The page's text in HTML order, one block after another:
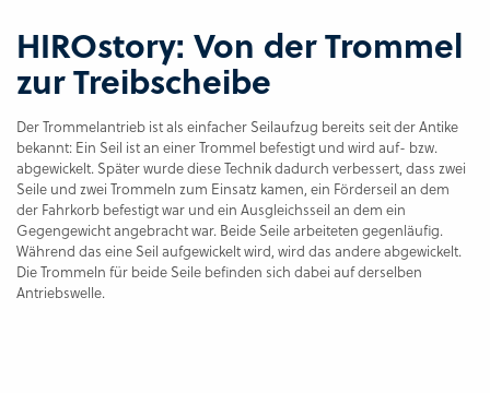
HIROstory: Von der Trommel
zur Treibscheibe
Der Trommelantrieb ist als einfacher Seilaufzug bereits seit der Antike
bekannt: Ein Seil ist an einer Trommel befestigt und wird auf- bzw.
abgewickelt. Später wurde diese Technik dadurch verbessert, dass zwei
Seile und zwei Trommeln zum Einsatz kamen, ein Förderseil an dem
der Fahrkorb befestigt war und ein Ausgleichsseil an dem ein
Gegengewicht angebracht war. Beide Seile arbeiteten gegenläufig.
Während das eine Seil aufgewickelt wird, wird das andere abgewickelt.
Die Trommeln für beide Seile befinden sich dabei auf derselben
Antriebswelle.